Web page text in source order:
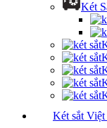
Két
Két sắt